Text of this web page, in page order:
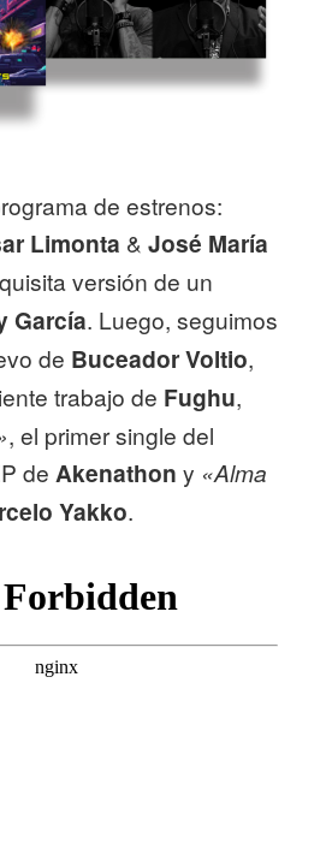
de estrenos:
Limonta & José María
versión de un
García. Luego, seguimos
de Buceador Voltio,
trabajo de Fughu,
, el primer single del
de Akenathon y «Alma
Yakko.